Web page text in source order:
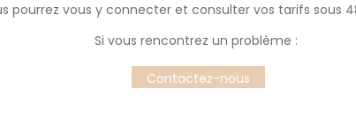
Réducteur de
Dimension
90mm
pourrez vous y connecter et consulter vos tarifs sous
Si vous rencontrez un problème :
Contactez-nous